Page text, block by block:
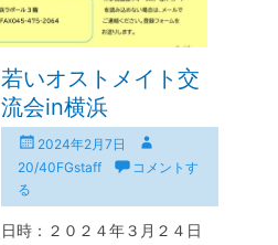
若いオストメイト交
流会in横浜
投
稿
日
2024年2月7日
投
稿
20/40FGstaff
コメントす
る
日時：２０２４年３月２４日